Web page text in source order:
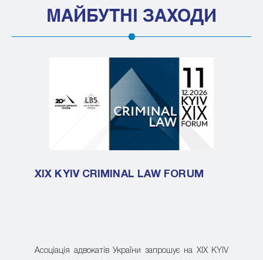
МАЙБУТНІ ЗАХОДИ
XIX KYIV CRIMINAL LAW FORUM
Асоціація адвокатів України запрошує на XIX KYIV